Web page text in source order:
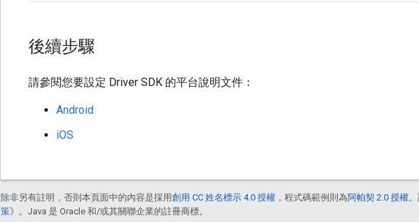
後續步驟
請參閱您要設定 Driver SDK 的平台說明文件：
Android
iOS
除非另有註明，否則本頁面中的內容是採用創用 CC 姓名標示 4.0 授權 ，程式碼範例則為阿帕契 2.0 授權
策》。Java 是 Oracle 和/或其關聯企業的註冊商標。